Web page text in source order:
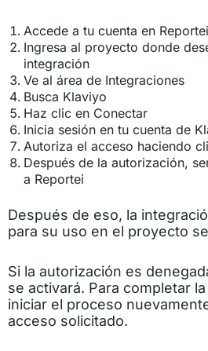
Accede a tu cuenta en Reportei
Ingresa al proyecto donde
integración
Ve al área de Integraciones
Busca Klaviyo
Haz clic en Conectar
Inicia sesión en tu cuenta de
Autoriza el acceso haciendo
Después de la autorización,
a Reportei
Después de eso, la
para su uso en el proyecto
Si la autorización es
se activará. Para completar
iniciar el proceso
acceso solicitado.